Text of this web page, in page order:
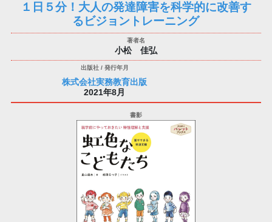
１日５分！大人の発達障害を科学的に改善す
るビジョントレーニング
小松 佳弘
株式会社実務教育出版
2021年8月